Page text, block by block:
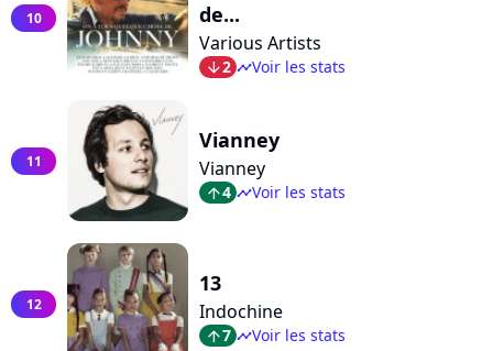
10
de...
Various Artists
arrow_bot2 timelineVoir les stats
11
Vianney
Vianney
arrow_top4 timelineVoir les stats
12
13
Indochine
arrow_top7 timelineVoir les stats